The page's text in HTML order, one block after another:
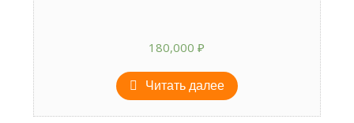
180,000₽
Читать далее